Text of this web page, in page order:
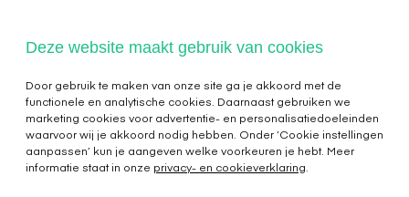
Deze website maakt gebruik van cookies
Door gebruik te maken van onze site ga je akkoord met de
functionele en analytische cookies. Daarnaast gebruiken we
marketing cookies voor advertentie- en personalisatiedoeleinden
waarvoor wij je akkoord nodig hebben. Onder ‘Cookie instellingen
aanpassen’ kun je aangeven welke voorkeuren je hebt. Meer
informatie staat in onze privacy- en cookieverklaring
Coordinated